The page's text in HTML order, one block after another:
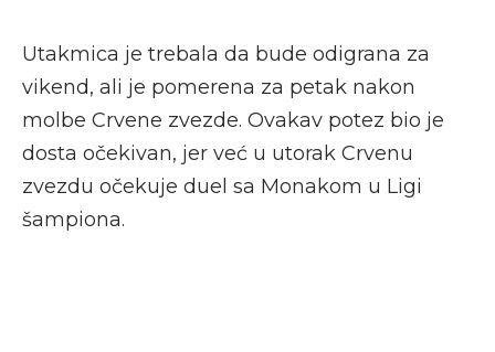
Utakmica je trebala da bude odigrana za
vikend, ali je pomerena za petak nakon
molbe Crvene zvezde. Ovakav potez bio je
dosta očekivan, jer već u utorak Crvenu
zvezdu očekuje duel sa Monakom u Ligi
šampiona.